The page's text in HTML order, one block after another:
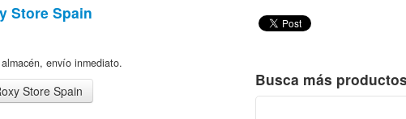
Store Spain
envío inmediato.
Store Spain
Busca más